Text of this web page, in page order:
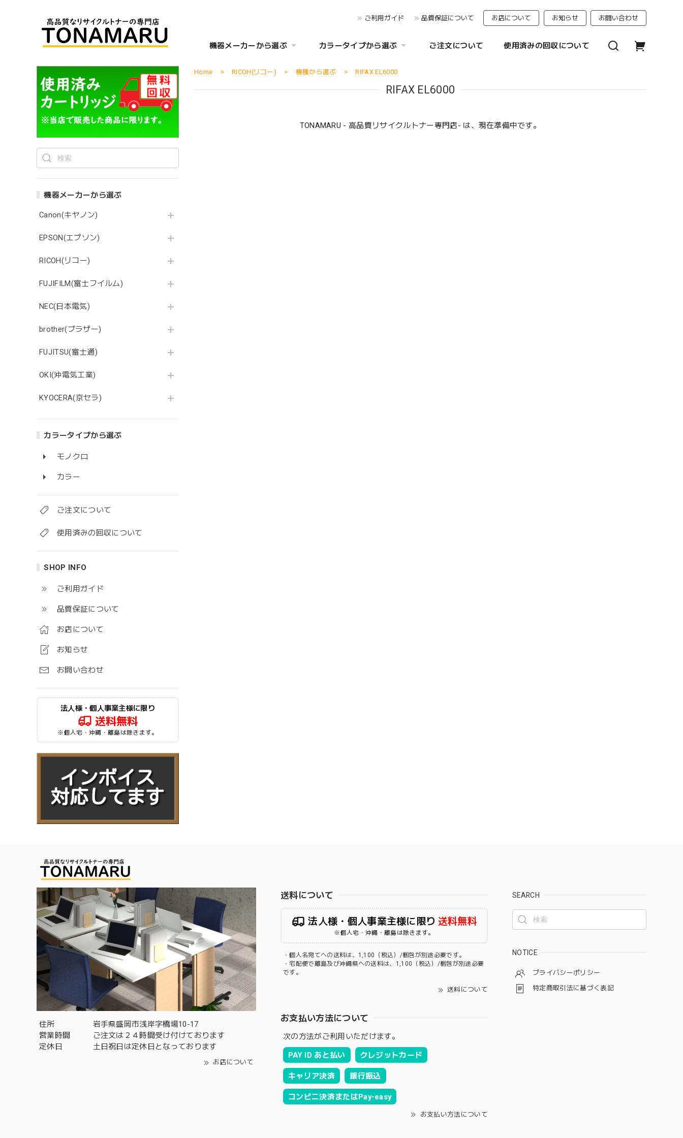
ご利用ガイド 品質保証について お店について お知らせ お問い合わせ
機器メーカーから選ぶ カラータイプから選ぶ ご注文について 使用済みの回収について
機器メーカーから選ぶ
Canon(キヤノン)
EPSON(エプソン)
RICOH(リコー)
FUJIFILM(富士フイルム)
NEC(日本電気)
brother(ブラザー)
FUJITSU(富士通)
OKI(沖電気工業)
KYOCERA(京セラ)
カラータイプから選ぶ
モノクロ
カラー
ご注文について
使用済みの回収について
SHOP INFO
ご利用ガイド
品質保証について
お店について
お知らせ
お問い合わせ
法人様・個人事業主様に限り
送料無料
※個人宅・沖縄・離島は除きます。
Home RICOH(リコー) 機種から選ぶ RIFAX EL6000
RIFAX EL6000
TONAMARU - 高品質リサイクルトナー専門店- は、現在準備中です。
住所
岩手県盛岡市浅岸字橋場10-17
営業時間
ご注文は２４時間受け付けております
定休日
土日祝日は定休日となっております
お店について
送料について
法人様・個人事業主様に限り 送料無料
※個人宅・沖縄・離島は除きます。
・個人名宛てへの送料は、1,100（税込）/梱包が別途必要です。
・宅配便で離島及び沖縄県への送料は、1,100（税込）/梱包が別途必要
です。
送料について
お支払い方法について
次の方法がご利用いただけます。
PAY ID あと払い クレジットカード
キャリア決済 銀行振込
コンビニ決済またはPay-easy
お支払い方法について
SEARCH
NOTICE
プライバシーポリシー
特定商取引法に基づく表記